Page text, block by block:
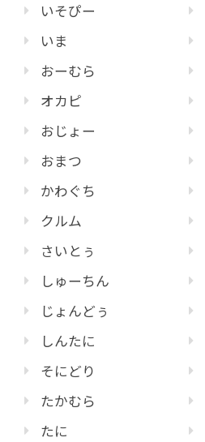
いそぴー
いま
おーむら
オカピ
おじょー
おまつ
かわぐち
クルム
さいとぅ
しゅーちん
じょんどぅ
しんたに
そにどり
たかむら
たに